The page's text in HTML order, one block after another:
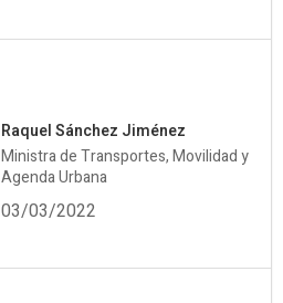
Raquel Sánchez Jiménez
Ministra de Transportes, Movilidad y
Agenda Urbana
03/03/2022